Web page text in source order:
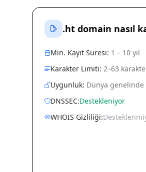
.ht domain nasıl
Min. Kayıt Süresi: 1 – 10 yıl
Karakter Limiti: 2–63
Uygunluk: Dünya genelinde
DNSSEC:Destekleniyor
WHOIS Gizliliği: